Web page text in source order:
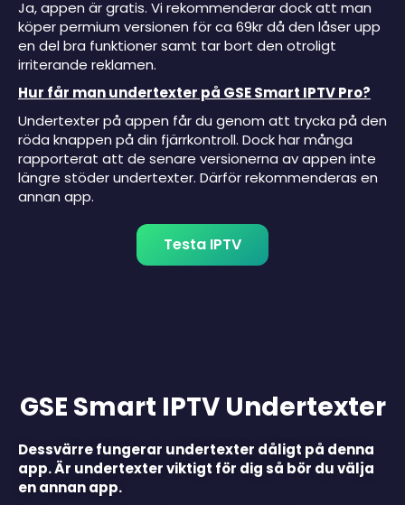
Ja, appen är gratis. Vi rekommenderar dock att man
köper permium versionen för ca 69kr då den låser upp
en del bra funktioner samt tar bort den otroligt
irriterande reklamen.
Hur får man undertexter på GSE Smart IPTV Pro?
Undertexter på appen får du genom att trycka på den
röda knappen på din fjärrkontroll. Dock har många
rapporterat att de senare versionerna av appen inte
längre stöder undertexter. Därför rekommenderas en
annan app.
Testa IPTV
GSE Smart IPTV Undertexter
Dessvärre fungerar undertexter dåligt på denna
app. Är undertexter viktigt för dig så bör du välja
en annan app.